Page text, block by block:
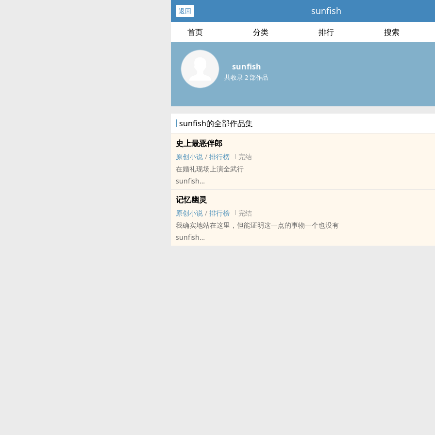
返回 sunfish
首页 分类 排行 搜索
sunfish
共收录 2 部作品
sunfish的全部作品集
史上最恶伴郎
原创小说 / 排行榜
完结
在婚礼现场上演全武行
sunfish
轻松 - 架空世界 - 竞技体育
当今社会，结婚不仅是两个个体的结合，更是两个家庭的联姻；它不但关乎情感，更关
段关系中，占据上风者坐拥财富、话语权，更将下一代牢牢把持手中；而落败者往往下
净身出户，重则一命呜呼！
记忆幽灵
原创小说 / 排行榜
完结
我确实地站在这里，但能证明这一点的事物一个也没有
sunfish